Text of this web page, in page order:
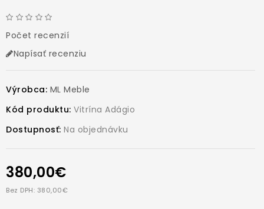
Počet recenzií
Napísať recenziu
Výrobca: ML Meble
Kód produktu: Vitrína Adágio
Dostupnosť: Na objednávku
380,00€
Bez DPH: 380,00€